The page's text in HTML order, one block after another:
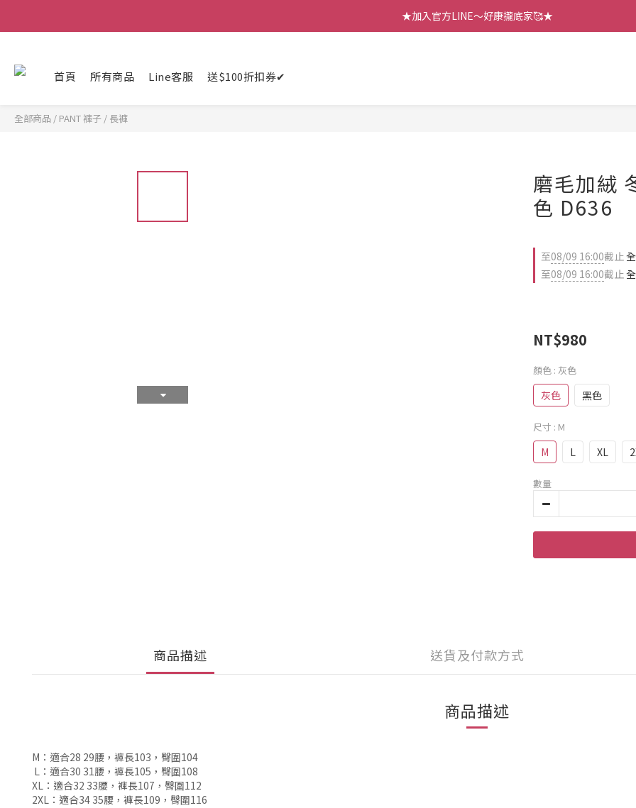
【七月新品】上架了!! 限時折扣優惠😍
★加入官方LINE～好康攏底家🥰★
首頁 所有商品 Line客服 送$100折扣券✔
全部商品 / PANT 褲子 / 長褲
磨毛加絨
色 D636
至08/09 16:00截止
至08/09 16:00截止
NT$980
顏色 : 灰色
灰色 黑色
尺寸 : M
M L XL
數量
商品描述 送貨及付款方式
商品描述
M：適合28 29腰 ， 褲長103 ， 臀圍104
L：適合30 31腰 ， 褲長105 ， 臀圍108
XL：適合32 33腰 ， 褲長107 ， 臀圍112
2XL：適合34 35腰 ， 褲長109 ， 臀圍116